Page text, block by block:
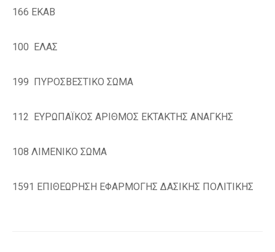
166 ΕΚΑΒ
100 ΕΛΑΣ
199 ΠΥΡΟΣΒΕΣΤΙΚΟ ΣΩΜΑ
112 ΕΥΡΩΠΑΪΚΟΣ ΑΡΙΘΜΟΣ ΕΚΤΑΚΤΗΣ ΑΝΑΓΚΗΣ
108 ΛΙΜΕΝΙΚΟ ΣΩΜΑ
1591 ΕΠΙΘΕΩΡΗΣΗ ΕΦΑΡΜΟΓΗΣ ΔΑΣΙΚΗΣ ΠΟΛΙΤΙΚΗΣ